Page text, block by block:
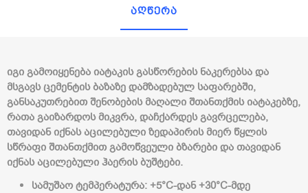
აღწერა
იგი გამოიყენება იატაკის გასწორების ნაკერებსა და
მსგავს ცემენტის ბაზაზე დამზადებულ საფარებში,
განსაკუთრებით შენობების მაღალი შთანთქმის იატაკებზე,
რათა გაიზარდოს მიკვრა, დაჩქარდეს გავრცელება,
თავიდან იქნას აცილებული ზედაპირის მიერ წყლის
სწრაფი შთანთქმით გამოწვეული ბზარები და თავიდან
იქნას აცილებული ჰაერის ბუშტები.
სამუშაო ტემპერატურა: +5°C-დან +30°C-მდე